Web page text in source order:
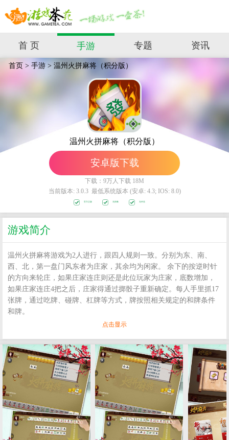
首 页 手游 专题 资讯
首页 > 手游 > 温州火拼麻将（积分版）
温州火拼麻将（积分版）
安卓版下载
下载：9万人下载 18M
当前版本: 3.0.3 最低系统版本 (安卓: 4.3; IOS: 8.0)
官方正版 无病毒 无外挂
游戏简介
温州火拼麻将游戏为2人进行，跟四人规则一致。分别为东、南、
西、北，第一盘门风东者为庄家，其余均为闲家。 余下的按逆时针
的方向来轮庄，如果庄家连庄则还是此位玩家为庄家，底数增加，
如果庄家连庄4把之后，庄家得通过掷骰子重新确定。每人手里抓17
张牌，通过吃牌、碰牌、杠牌等方式，牌按照相关规定的和牌条件
和牌。
点击显示